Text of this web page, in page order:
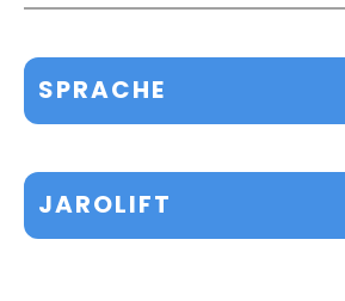
SPRACHE
JAROLIFT